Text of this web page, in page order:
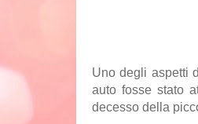
Uno degli aspetti
auto fosse stato
decesso della